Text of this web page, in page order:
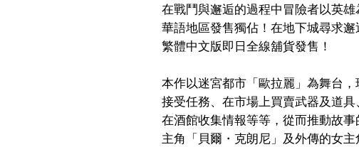
在戰鬥與邂逅的過程中冒險者以英雄
華語地區發售獨佔！在地下城尋求邂
繁體中文版即日全線舖貨發售！
本作以迷宮都市「歐拉麗」為舞台
接受任務、在市場上買賣武器及道具
在酒館收集情報等等，從而推動故
主角「貝爾・克朗尼」及外傳的女